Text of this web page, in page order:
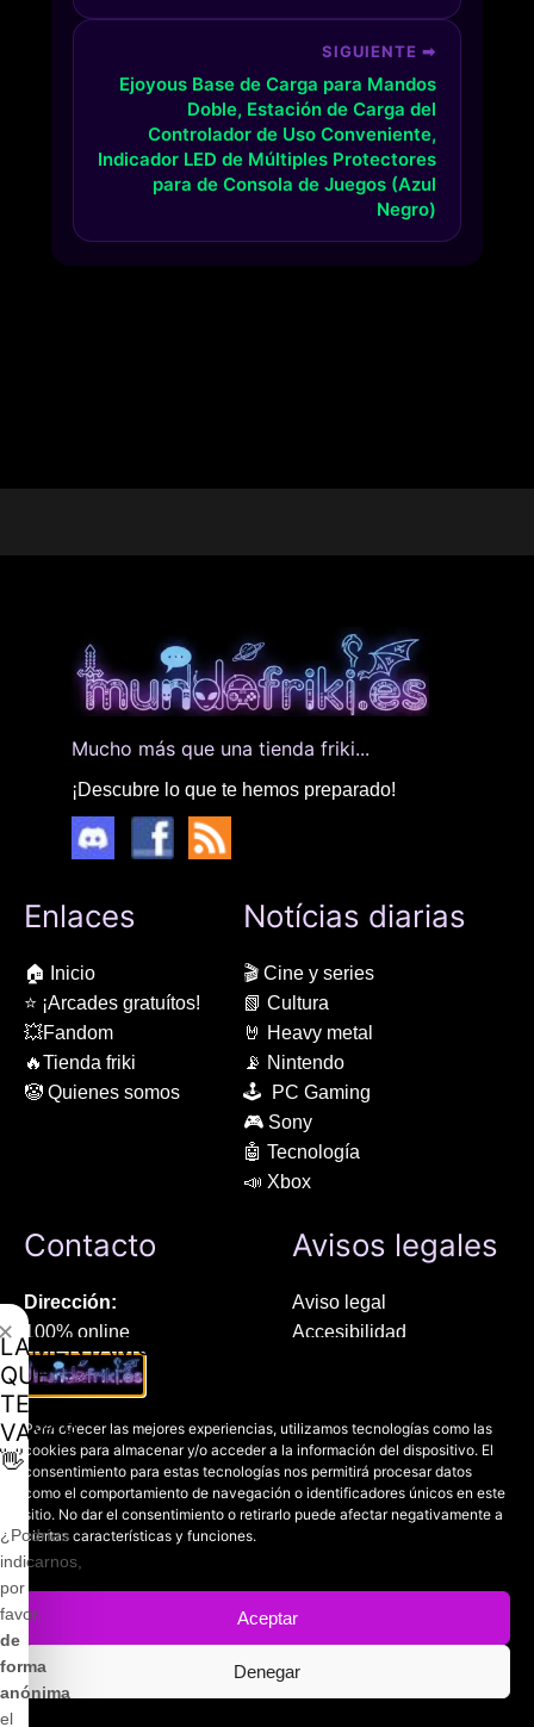
Para ofrecer las mejores experiencias, utilizamos tecnologías como las
cookies para almacenar y/o acceder a la información del dispositivo. El
consentimiento para estas tecnologías nos permitirá procesar datos
como el comportamiento de navegación o identificadores únicos en este
sitio. No dar el consentimiento o retirarlo puede afectar negativamente a
ciertas características y funciones.
Aceptar
Denegar
¡Desde 24.99 €!
SIGUIENTE ➡
Ejoyous Base de Carga para Mandos
Doble, Estación de Carga del
Controlador de Uso Conveniente,
Indicador LED de Múltiples Protectores
para de Consola de Juegos (Azul
Negro)
Mucho más que una tienda friki...
¡Descubre lo que te hemos preparado!
Enlaces
🏠 Inicio
⭐ ¡Arcades gratuítos!
💥Fandom
🔥Tienda friki
🤡 Quienes somos
Notícias diarias
🎬 Cine y series
📗 Cultura
🤘 Heavy metal
📡 Nintendo
🕹 PC Gaming
🎮 Sony
🤖 Tecnología
📣 Xbox
Contacto
Dirección:
100% online
Manresa (08241), Barcelona
Chat Whatsapp (solo texto):
+34 689 800 662
Correo:
contacto@mundofriki.es
Avisos legales
Aviso legal
Accesibilidad
Política de privacidad
Copyright © 2022-2026
Casadejús Pérez
LAMENTAMOS
QUE
TE
VAYAS
👋
¿Podrías
indicarnos,
por
favor,
de
forma
anónima
el